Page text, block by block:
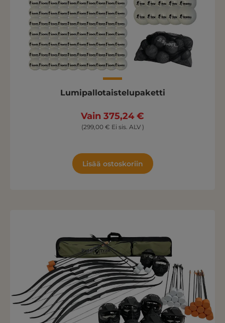
Lumipallotaistelupaketti
Vain 375,24 €
(299,00 € Ei sis. ALV )
Lisää ostoskoriin